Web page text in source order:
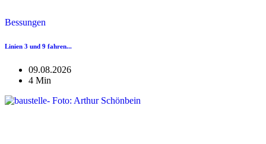
Bessungen
Linien 3 und 9 fahren...
09.08.2026
4 Min